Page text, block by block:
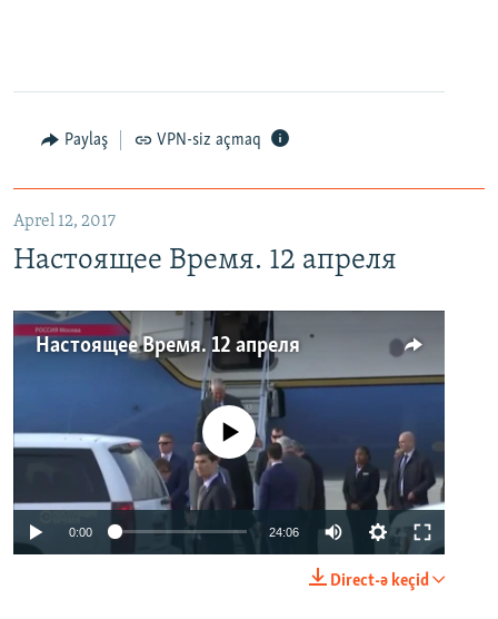
Paylaş VPN-siz açmaq
Aprel 12, 2017
Настоящее Время. 12 апреля
Настоящее Время. 12 апреля
No media source currently available
0:00 24:06
Direct-ə keçid